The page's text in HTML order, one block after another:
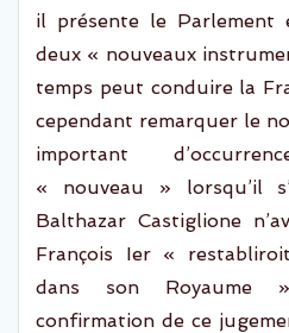
il présente le Parlement
deux « nouveaux
temps peut conduire la
cependant remarquer le
important
« nouveau » lorsqu’il
Balthazar Castiglione
François Ier « restabliroit
dans son Royaume
confirmation de ce